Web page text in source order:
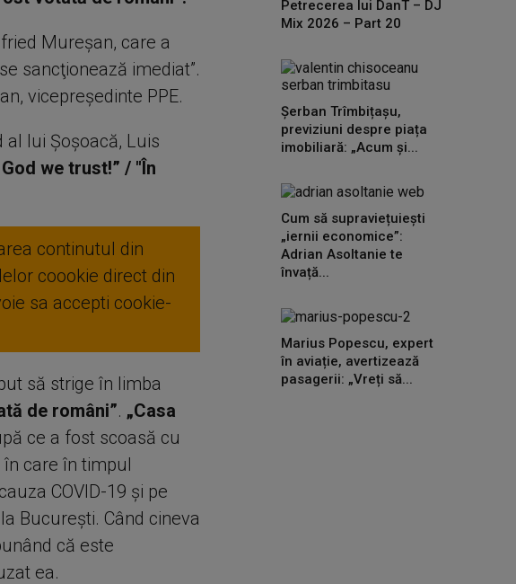
Mureşan, care a
sancţionează imediat”.
vicepreşedinte PPE.
lui Şoşoacă, Luis
God we trust!” / "În
continutul din
coookie direct din
sa accepti cookie-
să strige în limba
de români”. „Casa
ce a fost scoasă cu
care în timpul
COVID-19 şi pe
Bucureşti. Când cineva
că este
ea.
Petrecerea lui DanT – DJ
Mix 2026 – Part 20
Șerban Trîmbițașu,
previziuni despre piața
imobiliară: „Acum și...
Cum să supraviețuiești
„iernii economice”:
Adrian Asoltanie te
învață...
Marius Popescu, expert
în aviație, avertizează
pasagerii: „Vreți să...